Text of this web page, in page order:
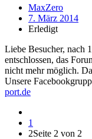
MaxZero
7. März 2014
Erledigt
Liebe Besucher, nach
entschlossen, das
nicht mehr möglich.
Unsere
port.de
1
2Seite 2 von 2